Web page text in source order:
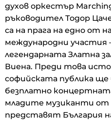
духов оркестър
ръководител Тодор
са на прага на едно от
международни участия
легендарната Златна
Виена. Преди това
софийската публика
безплатно
младите музиканти от
представят България